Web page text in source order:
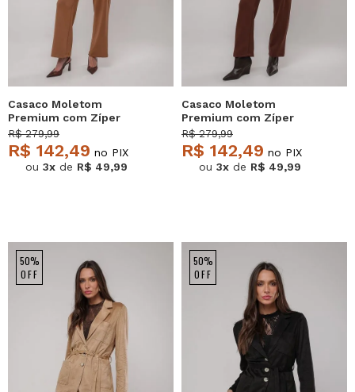
Casaco Moletom
Premium com Zíper
Caramelo Salvatore
R$ 279,99
R$ 142,49 no PIX
ou 3x de R$ 49,99
Casaco Moletom
Premium com Zíper
Marrom Salvatore
R$ 279,99
R$ 142,49 no PIX
ou 3x de R$ 49,99
50%
OFF
50%
OFF